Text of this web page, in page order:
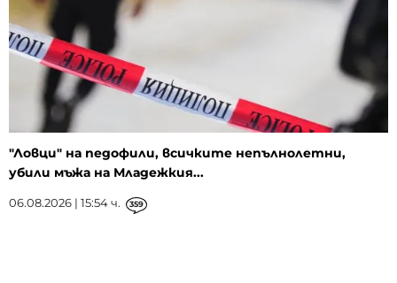
"Ловци" на педофили, всичките непълнолетни,
убили мъжа на Младежкия...
06.08.2026 | 15:54 ч. 359